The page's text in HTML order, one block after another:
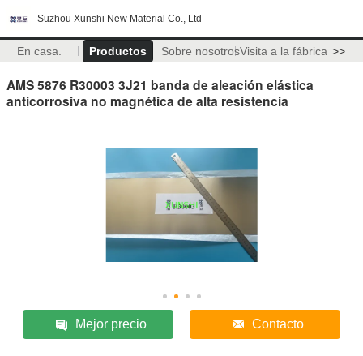
Suzhou Xunshi New Material Co., Ltd
En casa. Productos Sobre nosotrosVisita a la fábrica >>
AMS 5876 R30003 3J21 banda de aleación elástica
anticorrosiva no magnética de alta resistencia
Mejor precio Contacto